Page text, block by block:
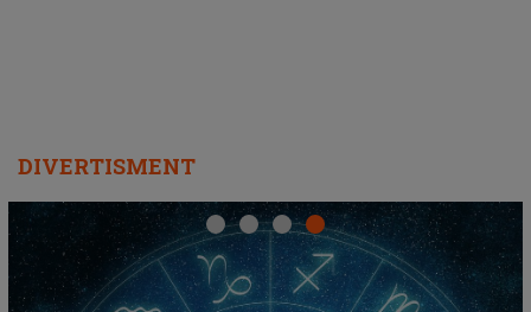
DIVERTISMENT